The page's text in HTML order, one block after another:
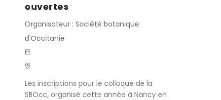
ouvertes
Organisateur : Société botanique
d'Occitanie
Les inscriptions pour le colloque de la
SBOcc, organisé cette année à Nancy en